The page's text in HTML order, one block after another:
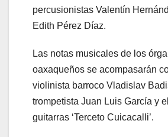
percusionistas Valentín
Edith Pérez Díaz.
Las notas musicales de los
oaxaqueños se acompasarán
violinista barroco Vladislav
trompetista Juan Luis García y
guitarras ‘Terceto Cuicacalli’.